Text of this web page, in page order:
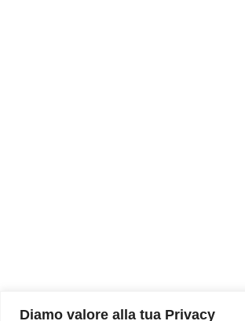
Diamo valore alla tua Privacy